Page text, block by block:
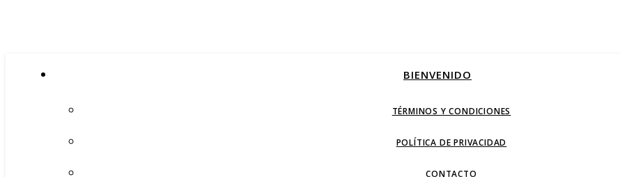
BIENVENIDO
TÉRMINOS Y CONDICIONES
POLÍTICA DE PRIVACIDAD
CONTACTO